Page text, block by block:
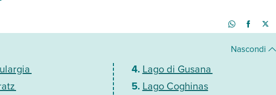
Nascondi
Lago di Gusana
Lago Coghinas